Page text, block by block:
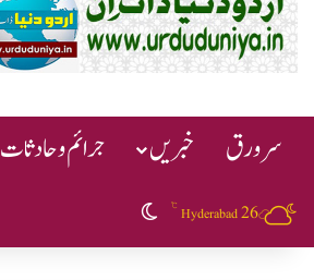
سرورق خبریں جرائم و حادثات
Hyderabad26
℃